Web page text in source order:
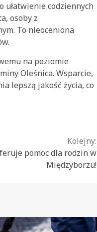
ułatwienie codziennych
osoby z
To nieoceniona
na poziomie
Oleśnica. Wsparcie,
lepszą jakość życia, co
Kolejny:
pomoc dla rodzin w
Międzyborzu!